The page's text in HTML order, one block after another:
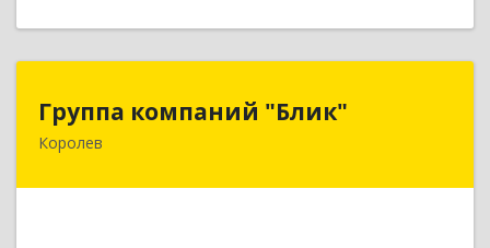
Группа компаний "Блик"
Королев
Группа компаний "Блик"